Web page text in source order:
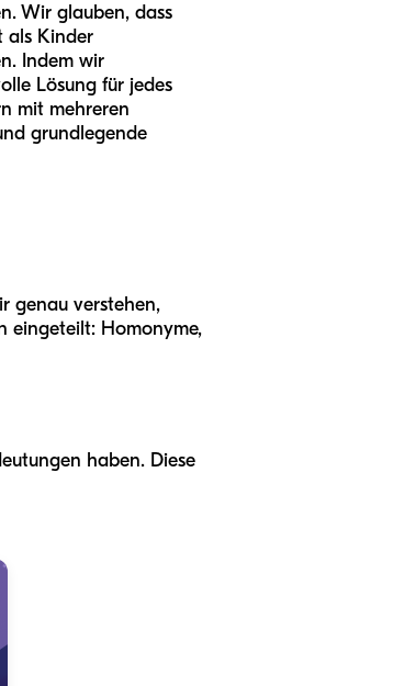
Wir glauben, dass
als Kinder
Indem wir
Lösung für jedes
mit mehreren
grundlegende
genau verstehen,
eingeteilt: Homonyme,
haben. Diese